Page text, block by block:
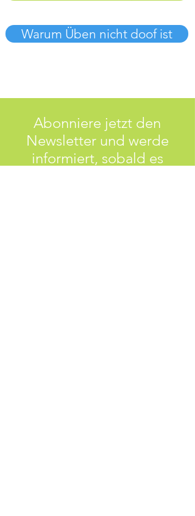
Warum Üben nicht doof ist
Abonniere jetzt den
Newsletter und werde
informiert, sobald es